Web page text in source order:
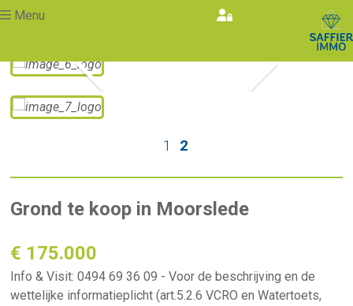
Menu
1 2
Grond te koop in Moorslede
€ 175.000
Info & Visit: 0494 69 36 09 - Voor de beschrijving en de
wettelijke informatieplicht (art.5.2.6 VCRO en Watertoets,